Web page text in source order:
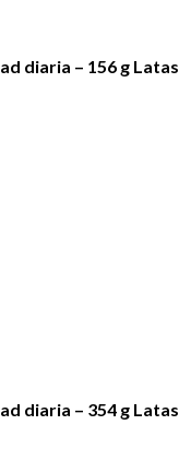
diaria – 156 g Latas
diaria – 354 g Latas